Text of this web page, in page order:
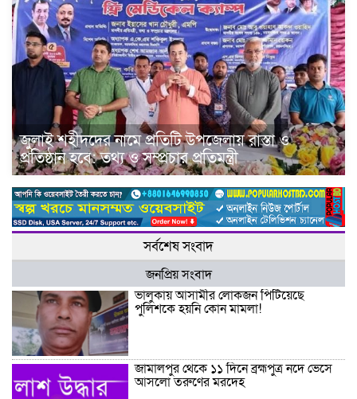
জুলাই শহীদদের নামে প্রতিটি উপজেলায় রাস্তা ও
প্রতিষ্ঠান হবে: তথ্য ও সম্প্রচার প্রতিমন্ত্রী
সর্বশেষ সংবাদ
জনপ্রিয় সংবাদ
ভালুকায় আসামীর লোকজন পিটিয়েছে
পুলিশকে হয়নি কোন মামলা!
জামালপুর থেকে ১১ দিনে ব্রহ্মপুত্র নদে ভেসে
আসলো তরুণের মরদেহ